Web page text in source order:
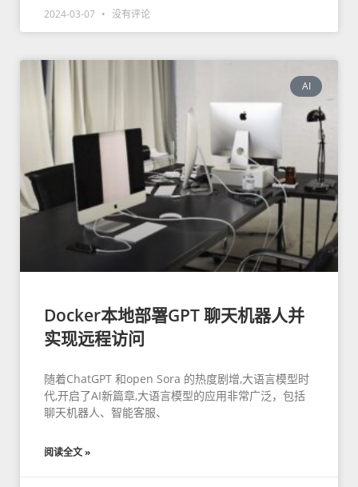
2024-03-07 没有评论
AI
Docker本地部署GPT 聊天机器人并
实现远程访问
随着ChatGPT 和open Sora 的热度剧增,大语言模型时
代,开启了AI新篇章,大语言模型的应用非常广泛，包括
聊天机器人、智能客服、
阅读全文 »